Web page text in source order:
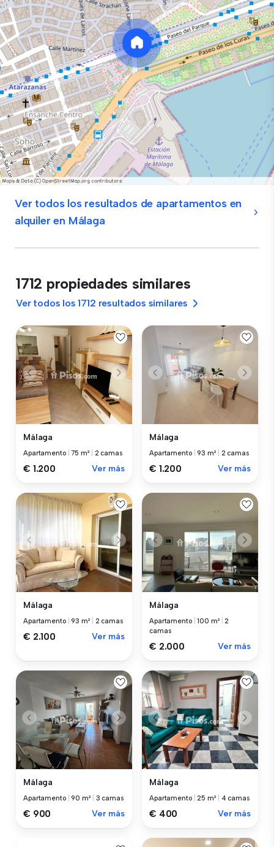
Ver todos los resultados de apartamentos en
alquiler en Málaga
1712 propiedades similares
Ver todos los 1712 resultados similares
Málaga
Apartamento |75 m² 2 camas
€ 1.200 Ver más
Málaga
Apartamento |93 m² 2 camas
€ 1.200 Ver más
Málaga
Apartamento |93 m² 2 camas
€ 2.100 Ver más
Málaga
Apartamento |100 m² |2
camas
€ 2.000 Ver más
Málaga
Apartamento |90 m² 3 camas
€ 900 Ver más
Málaga
Apartamento |25 m² 4 camas
€ 400 Ver más